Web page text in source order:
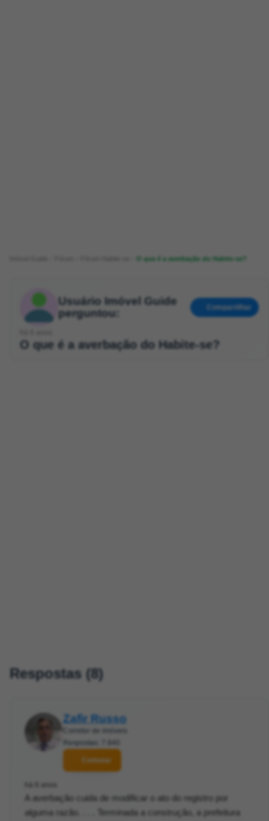
O que é a averbação do Habite-se?
Usuário Imóvel Guide
perguntou:
Compartilhar
O que é a averbação do Habite-se?
Respostas (8)
Zafir Russo
Contatar
A averbação cuida de modificar o ato do registro por
alguma razão. . . . Terminada a construção, a prefeitura